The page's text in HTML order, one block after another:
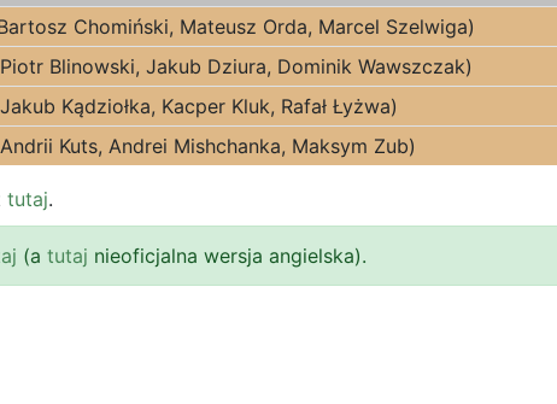
Chomiński, Mateusz Orda, Marcel Szelwiga)
Blinowski, Jakub Dziura, Dominik Wawszczak)
Kądziołka, Kacper Kluk, Rafał Łyżwa)
Kuts, Andrei Mishchanka, Maksym Zub)
tutaj.
(a tutaj nieoficjalna wersja angielska).